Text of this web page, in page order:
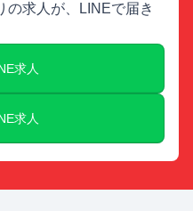
の求人が、LINEで届き
求人
求人